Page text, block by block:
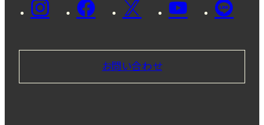
お問い合わせ